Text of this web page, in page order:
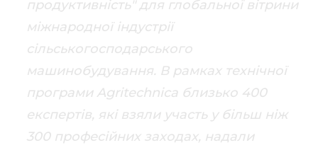
продуктивність" для глобальної вітрини
міжнародної індустрії
сільськогосподарського
машинобудування. В рамках технічної
програми Agritechnica близько 400
експертів, які взяли участь у більш ніж
300 професійних заходах, надали